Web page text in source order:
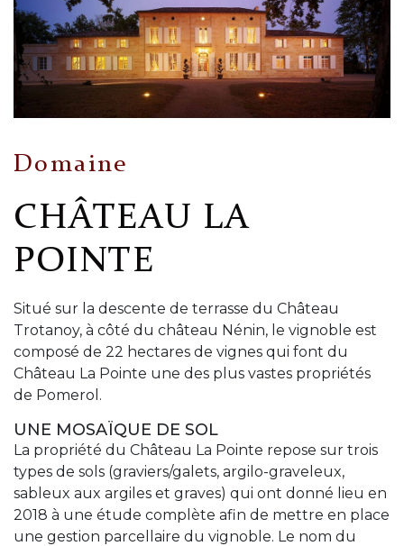
Domaine
CHÂTEAU LA
POINTE
Situé sur la descente de terrasse du Château
Trotanoy, à côté du château Nénin, le vignoble est
composé de 22 hectares de vignes qui font du
Château La Pointe une des plus vastes propriétés
de Pomerol.
UNE MOSAÏQUE DE SOL
La propriété du Château La Pointe repose sur trois
types de sols (graviers/galets, argilo-graveleux,
sableux aux argiles et graves) qui ont donné lieu en
2018 à une étude complète afin de mettre en place
une gestion parcellaire du vignoble. Le nom du